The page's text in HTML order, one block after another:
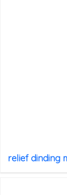
relief dinding